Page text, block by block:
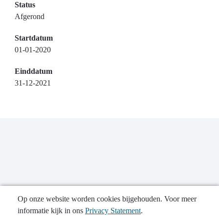
Status
Afgerond
Startdatum
01-01-2020
Einddatum
31-12-2021
Op onze website worden cookies bijgehouden. Voor meer
informatie kijk in ons Privacy Statement.